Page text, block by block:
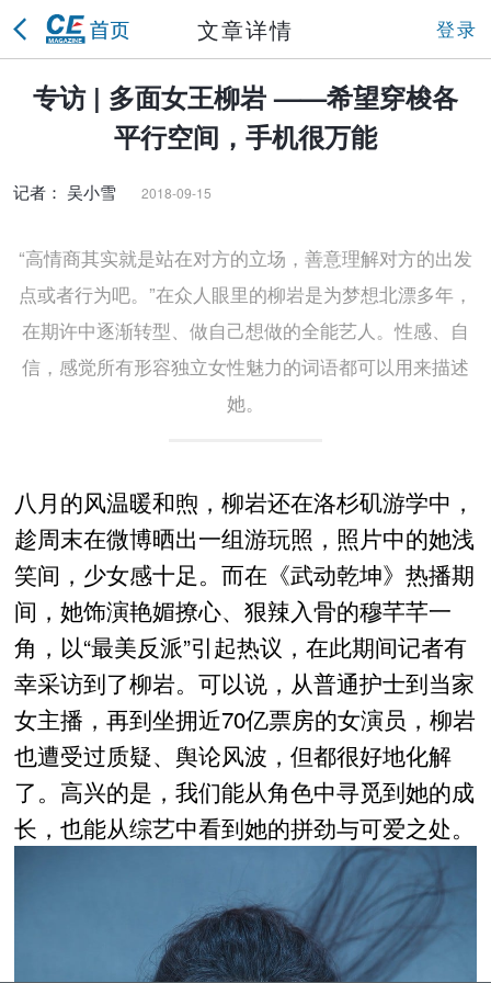
文章详情 登录
专访 | 多面女王柳岩 ——希望穿梭各
平行空间，手机很万能
记者： 吴小雪 2018-09-15
“高情商其实就是站在对方的立场，善意理解对方的出发
点或者行为吧。”在众人眼里的柳岩是为梦想北漂多年，
在期许中逐渐转型、做自己想做的全能艺人。性感、自
信，感觉所有形容独立女性魅力的词语都可以用来描述
她。
八月的风温暖和煦，柳岩还在洛杉矶游学中，
趁周末在微博晒出一组游玩照，照片中的她浅
笑间，少女感十足。而在《武动乾坤》热播期
间，她饰演艳媚撩心、狠辣入骨的穆芊芊一
角，以“最美反派”引起热议，在此期间记者有
幸采访到了柳岩。可以说，从普通护士到当家
女主播，再到坐拥近70亿票房的女演员，柳岩
也遭受过质疑、舆论风波，但都很好地化解
了。高兴的是，我们能从角色中寻觅到她的成
长，也能从综艺中看到她的拼劲与可爱之处。